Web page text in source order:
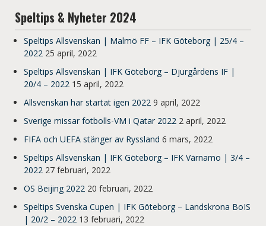
Speltips & Nyheter 2024
Speltips Allsvenskan | Malmö FF – IFK Göteborg | 25/4 –
2022 25 april, 2022
Speltips Allsvenskan | IFK Göteborg – Djurgårdens IF |
20/4 – 2022 15 april, 2022
Allsvenskan har startat igen 2022 9 april, 2022
Sverige missar fotbolls-VM i Qatar 2022 2 april, 2022
FIFA och UEFA stänger av Ryssland 6 mars, 2022
Speltips Allsvenskan | IFK Göteborg – IFK Värnamo | 3/4 –
2022 27 februari, 2022
OS Beijing 2022 20 februari, 2022
Speltips Svenska Cupen | IFK Göteborg – Landskrona BoIS
| 20/2 – 2022 13 februari, 2022